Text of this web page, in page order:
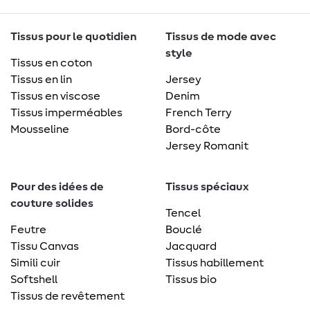
Tissus pour le quotidien
Tissus en coton
Tissus en lin
Tissus en viscose
Tissus imperméables
Mousseline
Tissus de mode avec
style
Jersey
Denim
French Terry
Bord-côte
Jersey Romanit
Pour des idées de
couture solides
Feutre
Tissu Canvas
Simili cuir
Softshell
Tissus de revêtement
Tissus spéciaux
Tencel
Bouclé
Jacquard
Tissus habillement
Tissus bio